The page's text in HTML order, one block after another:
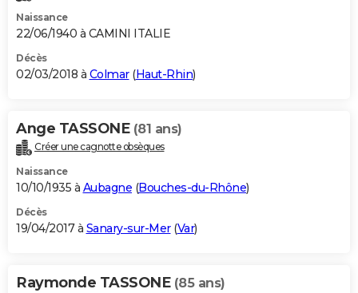
Naissance
22/06/1940 à CAMINI ITALIE
Décès
02/03/2018 à Colmar(Haut-Rhin)
Ange TASSONE (81 ans)
Créer une cagnotte obsèques
Naissance
10/10/1935 à Aubagne (Bouches-du-Rhône)
Décès
19/04/2017 à Sanary-sur-Mer(Var)
Raymonde TASSONE (85 ans)